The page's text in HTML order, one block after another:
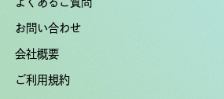
お問い合わせ
会社概要
ご利用規約